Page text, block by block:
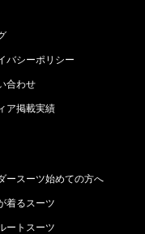
バシーポリシー
合わせ
ア掲載実績
ースーツ始めての方へ
着るスーツ
ートスーツ